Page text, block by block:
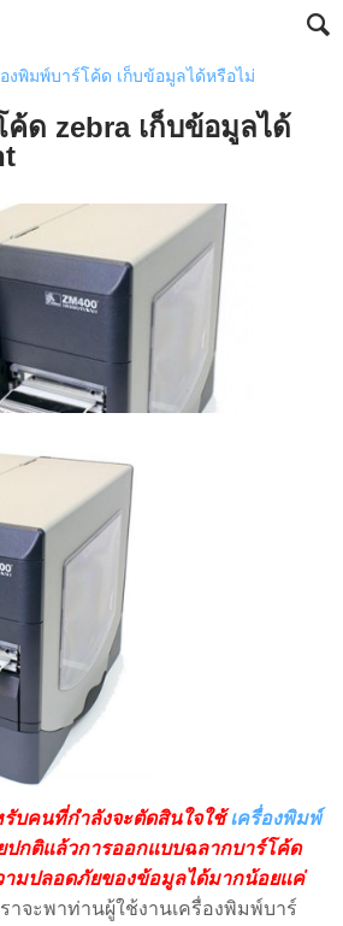
องพิมพ์บาร์โค้ด เก็บข้อมูลได้หรือไม่
ค้ด zebra เก็บข้อมูลได้
รับคนที่กำลังจะตัดสินใจใช้เครื่องพิมพ์
ปกติแล้วการออกแบบฉลากบาร์โค้ด
มปลอดภัยของข้อมูลได้มากน้อยแค่
าจะพาท่านผู้ใช้งานเครื่องพิมพ์บาร์